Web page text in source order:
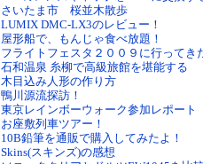
さいたま市 桜並木散歩
LUMIX DMC-LX3のレビュー！
屋形船で、もんじゃ食べ放題！
フライトフェスタ２００９に行ってき
石和温泉 糸柳で高級旅館を堪能する
木目込み人形の作り方
鴨川源流探訪！
東京レインボーウォーク参加レポート
お座敷列車ツアー！
10B鉛筆を通販で購入してみたよ！
Skins(スキンズ)の感想